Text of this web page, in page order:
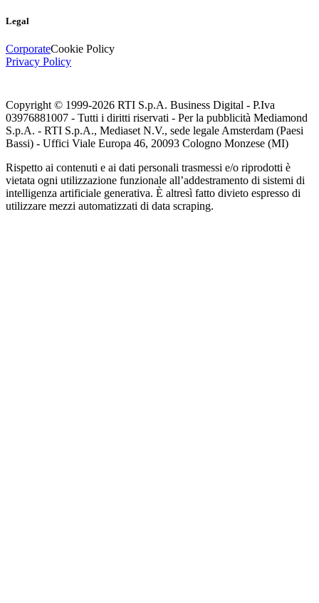
Legal
CorporateCookie Policy
Privacy Policy
Copyright © 1999-2026 RTI S.p.A. Business Digital - P.Iva
03976881007 - Tutti i diritti riservati - Per la pubblicità Mediamond
S.p.A. - RTI S.p.A., Mediaset N.V., sede legale Amsterdam (Paesi
Bassi) - Uffici Viale Europa 46, 20093 Cologno Monzese (MI)
Rispetto ai contenuti e ai dati personali trasmessi e/o riprodotti è
vietata ogni utilizzazione funzionale all’addestramento di sistemi di
intelligenza artificiale generativa. È altresì fatto divieto espresso di
utilizzare mezzi automatizzati di data scraping.